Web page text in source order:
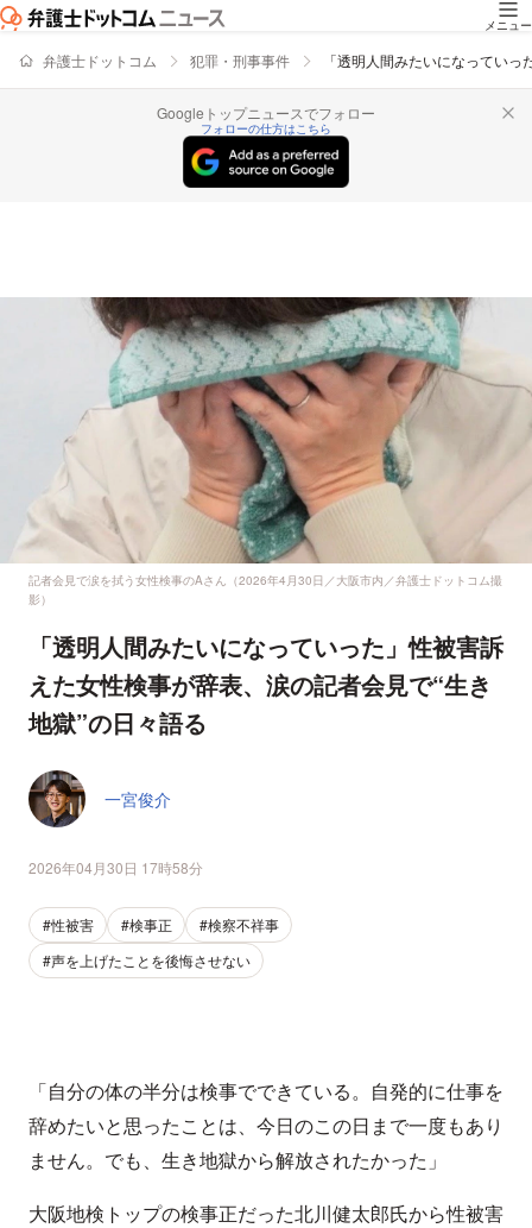
メニュー
弁護士ドットコム 犯罪・刑事事件 「透明人間みたいになってい
Googleトップニュースでフォロー
フォローの仕方はこちら
記者会見で涙を拭う女性検事のAさん（2026年4月30日／大阪市内／弁護士ドットコム撮
影）
「透明人間みたいになっていった」性被害訴
えた女性検事が辞表、涙の記者会見で“生き
地獄”の日々語る
一宮俊介
2026年04月30日 17時58分
#性被害 #検事正
#検察不祥事
#声を上げたことを後悔させない
「自分の体の半分は検事でできている。自発的に仕事を
辞めたいと思ったことは、今日のこの日まで一度もあり
ません。でも、生き地獄から解放されたかった」
大阪地検トップの検事正だった北川健太郎氏から性被害